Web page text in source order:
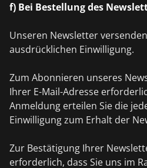
f) Bei Bestellung des
Unseren Newsletter
ausdrücklichen Einwilligung.
Zum Abonnieren unseres
Ihrer E-Mail-Adresse
Anmeldung erteilen Sie die
Einwilligung zum Erhalt der
Zur Bestätigung Ihrer
erforderlich, dass Sie uns im